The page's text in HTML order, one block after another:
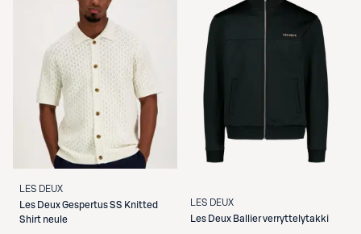
LES DEUX
Les DeuxGespertus SS Knitted
Shirt neule
LES DEUX
Les Deux Ballier verryttelytakki